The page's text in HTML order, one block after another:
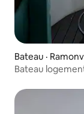
Bateau ·
Bateau